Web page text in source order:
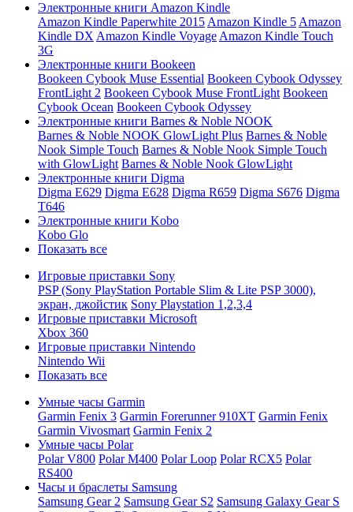
Электронные книги Amazon Kindle
Amazon Kindle Paperwhite 2015 Amazon Kindle 5 Amazon
Kindle DX Amazon Kindle Voyage Amazon Kindle Touch
3G
Электронные книги Bookeen
Bookeen Cybook Muse Essential Bookeen Cybook Odyssey
FrontLight 2 Bookeen Cybook Muse FrontLight Bookeen
Cybook Ocean Bookeen Cybook Odyssey
Электронные книги Barnes & Noble NOOK
Barnes & Noble NOOK GlowLight Plus Barnes & Noble
Nook Simple Touch Barnes & Noble Nook Simple Touch
with GlowLight Barnes & Noble Nook GlowLight
Электронные книги Digma
Digma E629 Digma E628 Digma R659 Digma S676 Digma
T646
Электронные книги Kobo
Kobo Glo
Показать все
Игровые приставки Sony
PSP (Sony PlayStation Portable Slim & Lite PSP 3000),
экран, джойстик Sony Playstation 1,2,3,4
Игровые приставки Microsoft
Xbox 360
Игровые приставки Nintendo
Nintendo Wii
Показать все
Умные часы Garmin
Garmin Fenix 3 Garmin Forerunner 910XT Garmin Fenix
Garmin Vivosmart Garmin Fenix 2
Умные часы Polar
Polar V800 Polar M400 Polar Loop Polar RCX5 Polar
RS400
Часы и браслеты Samsung
Samsung Gear 2 Samsung Gear S2 Samsung Galaxy Gear S